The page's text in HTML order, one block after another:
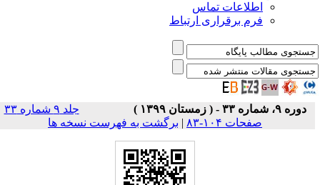
اطلاعات تماس
فرم برقراری ارتباط
دوره ۹، شماره ۳۳ - ( زمستان ۱۳۹۹ )
جلد ۹ شماره ۳۳
صفحات ۱۰۴-۸۳
| برگشت به فهرست نسخه ها